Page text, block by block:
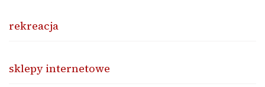
rekreacja
sklepy internetowe